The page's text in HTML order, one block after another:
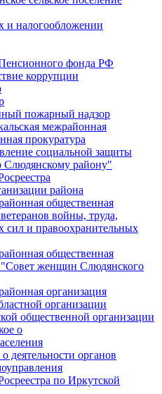
и налогообложении
фонда РФ
коррупции
пожарный надзор
межрайонная
прокуратура
социальной защиты
Слюдянскому району"
района
общественная
войны, труда,
сил и правоохранительных
общественная
"Совет женщин Слюдянского
организация
организации
общественной организации
о
деятельности органов
по Иркутской